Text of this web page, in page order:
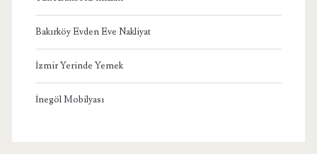
Bakırköy Evden Eve Nakliyat
İzmir Yerinde Yemek
İnegöl Mobilyası